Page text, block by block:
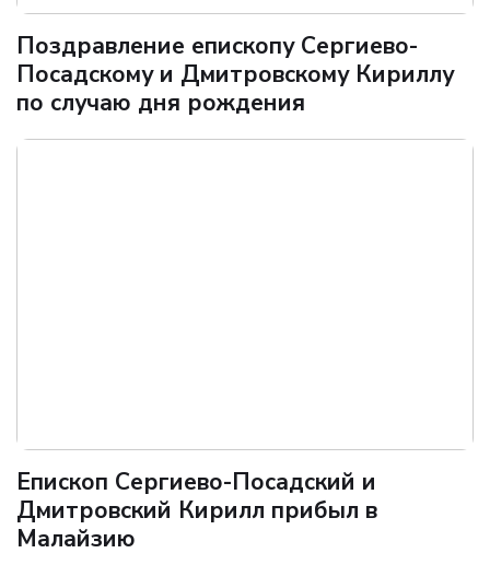
Поздравление епископу Сергиево-
Посадскому и Дмитровскому Кириллу
по случаю дня рождения
Епископ Сергиево-Посадский и
Дмитровский Кирилл прибыл в
Малайзию